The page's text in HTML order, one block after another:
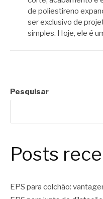
de poliestireno
ser exclusivo de
simples. Hoje, ele é
Pesquisar
Posts
EPS para colchão: